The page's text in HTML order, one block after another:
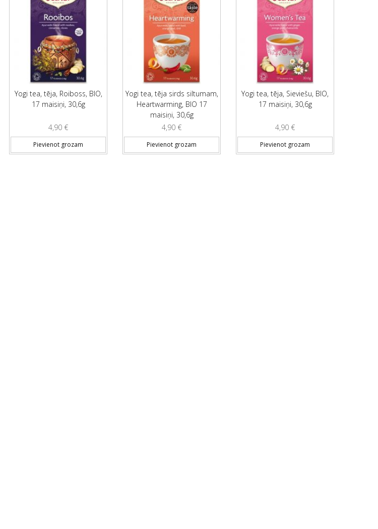
Yogi tea, tēja, Roiboss, BIO,
17 maisiņi, 30,6g
4,90 €
Pievienot grozam
Yogi tea, tēja sirds siltumam,
Heartwarming, BIO 17
maisiņi, 30,6g
4,90 €
Pievienot grozam
Yogi tea, tēja, Sieviešu, BIO,
17 maisiņi, 30,6g
4,90 €
Pievienot grozam